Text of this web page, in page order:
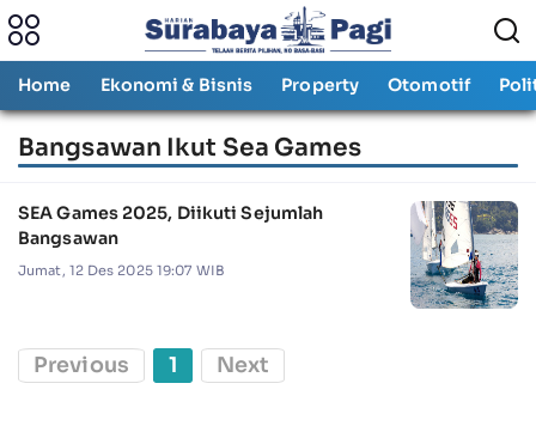
Home Ekonomi & Bisnis Property Otomotif
Bangsawan Ikut Sea Games
SEA Games 2025, Diikuti Sejumlah
Bangsawan
Jumat, 12 Des 2025 19:07 WIB
Previous 1 Next